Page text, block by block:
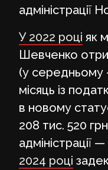
адміністрації
У 2022 році як
Шевченко
(у середньому
місяць із
в новому
208 тис. 520
адміністрації
2024 році